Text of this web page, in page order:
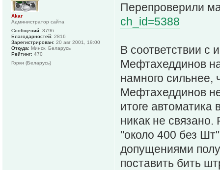
Перепроверили
ch_id=5388
В соответствии с
Мефтахеддинов
намного сильнее,
Мефтахеддинов
итоге
никак не
"около 400 без
допущениями
поставить бить
Akar
Администратор сайта
Сообщений: 3796
Благодарностей: 2816
Зарегистрирован: 20 авг 2001, 19:00
Откуда: Минск, Беларусь
Рейтинг: 470
Горки (Беларусь)